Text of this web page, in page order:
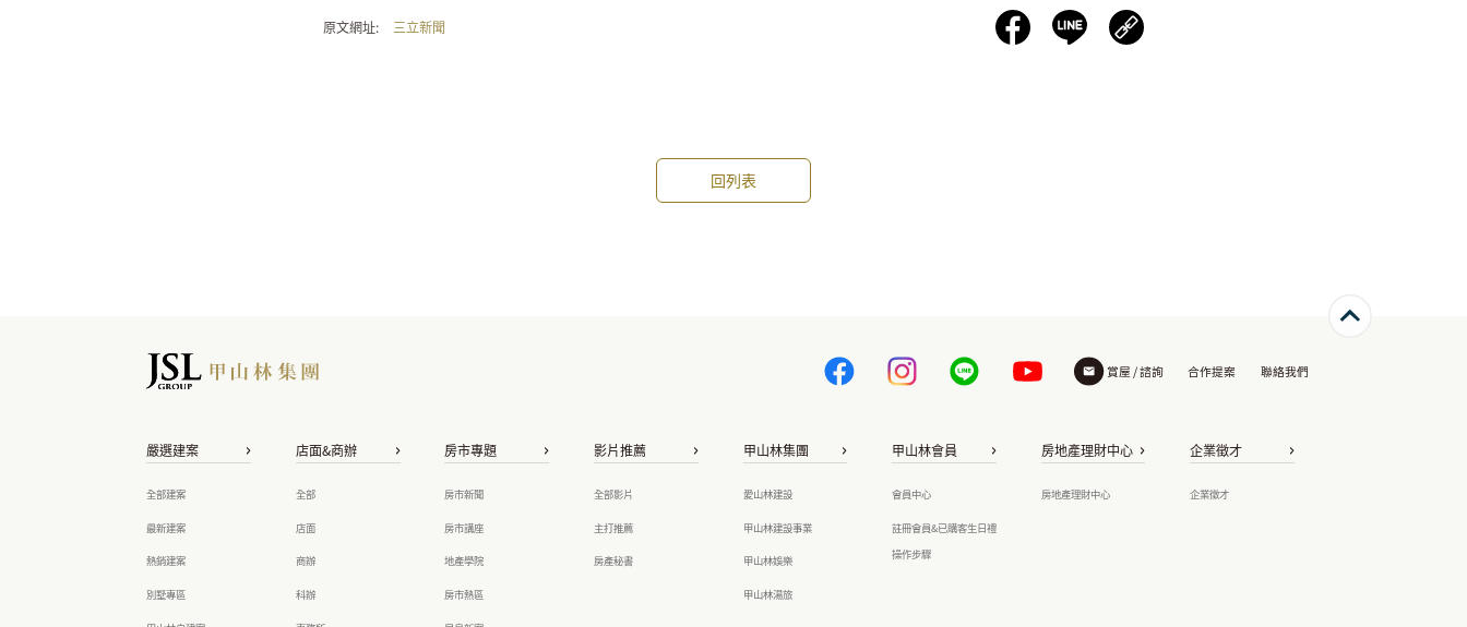
原文網址: 三立新聞
回列表
賞屋 / 諮詢 合作提案 聯絡我們
嚴選建案
全部建案
最新建案
熱銷建案
別墅專區
店面&商辦
全部
店面
商辦
科辦
房市專題
房市新聞
房市講座
地產學院
房市熱區
影片推薦
全部影片
主打推薦
房產秘書
甲山林集團
愛山林建設
甲山林建設事業
甲山林娛樂
甲山林湯旅
甲山林會員
會員中心
註冊會員&已購客生日禮
操作步驟
房地產理財中心
房地產理財中心
企業徵才
企業徵才